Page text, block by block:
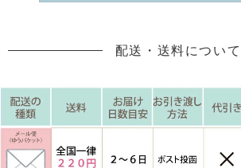
配送・送料について